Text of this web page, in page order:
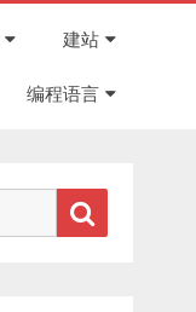
建站
编程语言